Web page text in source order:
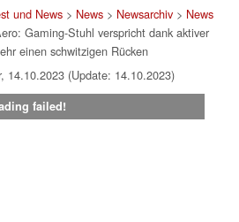
und News> News> Newsarchiv> News
Gaming-Stuhl verspricht dank aktiver
einen schwitzigen Rücken
14.10.2023 (Update: 14.10.2023)
failed!